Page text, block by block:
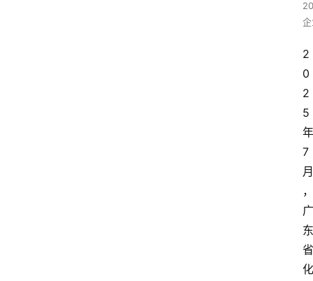
2
0
2
5
年
7
月
，
广
东
省
化